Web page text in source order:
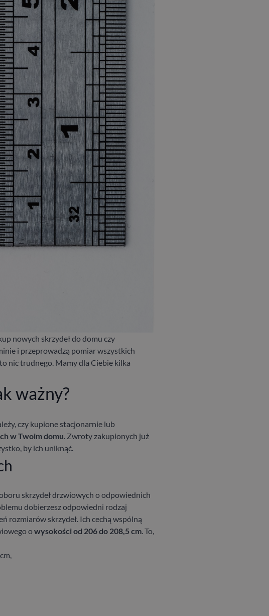
nowych skrzydeł do domu czy
i przeprowadzą pomiar wszystkich
nic trudnego. Mamy dla Ciebie kilka
ważny?
czy kupione stacjonarnie lub
w Twoim domu. Zwroty zakupionych już
by ich uniknąć.
skrzydeł drzwiowych o odpowiednich
dobierzesz odpowiedni rodzaj
rozmiarów skrzydeł. Ich cechą wspólną
owysokości od 206 do 208,5 cm. To,